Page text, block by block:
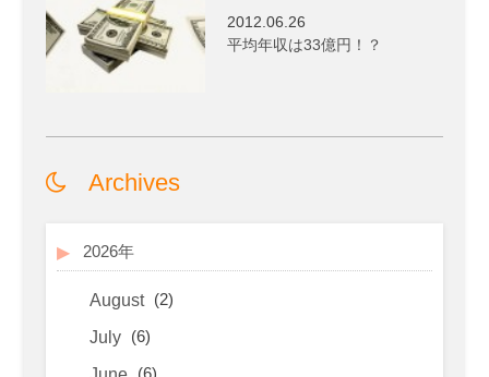
2012.06.26
平均年収は33億円！？
Archives
2026年
August (2)
July (6)
(6)